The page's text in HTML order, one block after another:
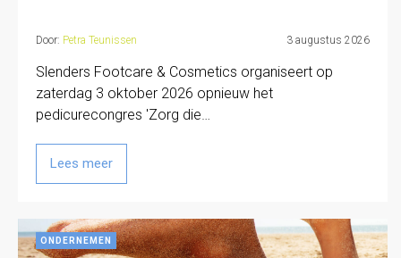
Door: Petra Teunissen 3 augustus 2026
Slenders Footcare & Cosmetics organiseert op
zaterdag 3 oktober 2026 opnieuw het
pedicurecongres 'Zorg die…
Lees meer
ONDERNEMEN